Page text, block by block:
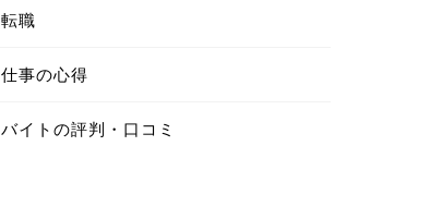
転職
仕事の心得
バイトの評判・口コミ